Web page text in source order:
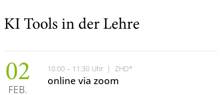
KI Tools in der Lehre
02
FEB.
10:00 – 11:30 Uhr | ZHD*
online via zoom